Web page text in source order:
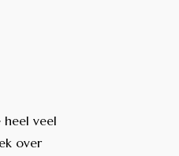
veel
over